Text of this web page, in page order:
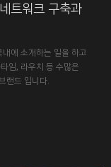
트워크 구축과
에 소개하는 일을 하고
임, 라우치 등 수많은
랜드 입니다.